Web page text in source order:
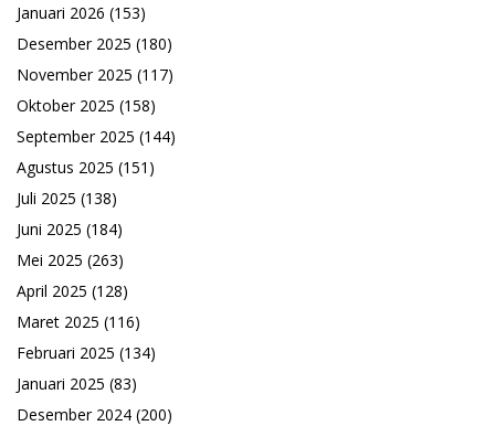
Januari 2026 (153)
Desember 2025 (180)
November 2025 (117)
Oktober 2025 (158)
September 2025 (144)
Agustus 2025 (151)
Juli 2025 (138)
Juni 2025 (184)
Mei 2025 (263)
April 2025 (128)
Maret 2025 (116)
Februari 2025 (134)
Januari 2025 (83)
Desember 2024 (200)